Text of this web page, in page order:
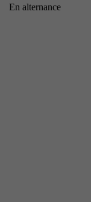
En alternance